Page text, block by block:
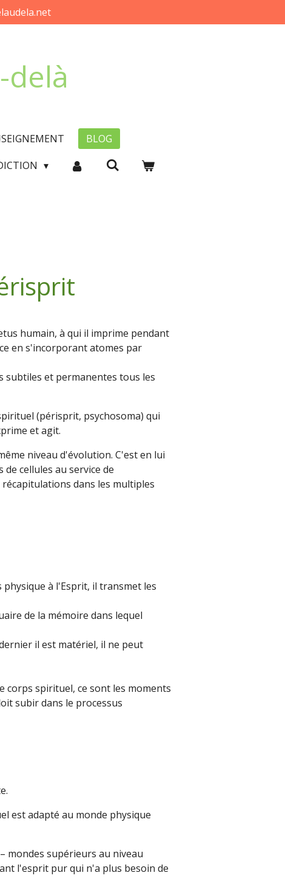
delà
BLOG
humain, à qui il imprime pendant
en s'incorporant atomes par
subtiles et permanentes tous les
(périsprit, psychosoma) qui
et agit.
niveau d'évolution. C'est en lui
cellules au service de
dans les multiples
à l'Esprit, il transmet les
de la mémoire dans lequel
il est matériel, il ne peut
corps spirituel, ce sont les moments
subir dans le processus
est adapté au monde physique
mondes supérieurs au niveau
l'esprit pur qui n'a plus besoin de